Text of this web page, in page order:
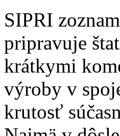
SIPRI
pripravuje
krátkymi
výroby v
krutosť